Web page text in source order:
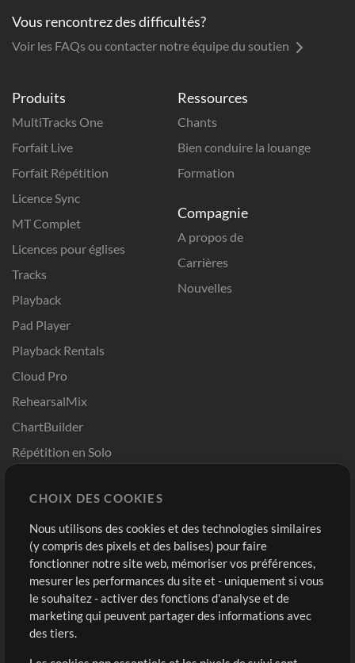
Produits
MultiTracks One
Forfait Live
Forfait Répétition
Licence Sync
MT Complet
Licences pour églises
Tracks
Playback
Pad Player
Playback Rentals
Cloud Pro
RehearsalMix
ChartBuilder
Répétition en Solo
Modèles ProPresenter
Sons
Ressources
Chants
Bien conduire la louange
Formation
Compagnie
A propos de
Carrières
Nouvelles
Boutique
Acheter des crédits
Contenu gratuit
Demander les pistes
Compte
Connexion
S'inscrire
Vous rencontrez des difficultés?
Voir les FAQs ou contacter notre équipe du soutien
CHOIX DES COOKIES
Nous utilisons des cookies et des technologies similaires
(y compris des pixels et des balises) pour faire
fonctionner notre site web, mémoriser vos préférences,
mesurer les performances du site et - uniquement si vous
le souhaitez - activer des fonctions d'analyse et de
marketing qui peuvent partager des informations avec
des tiers.